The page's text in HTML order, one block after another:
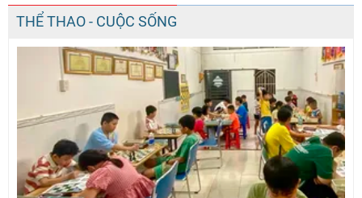
THỂ THAO - CUỘC SỐNG